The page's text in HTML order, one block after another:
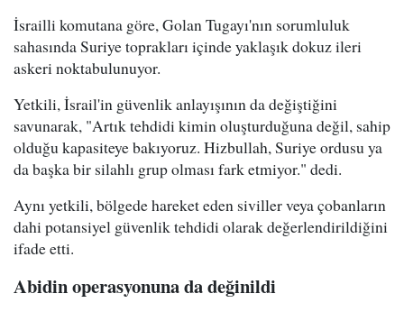
İsrailli komutana göre, Golan Tugayı'nın sorumluluk
sahasında Suriye toprakları içinde yaklaşık dokuz ileri
askeri noktabulunuyor.
Yetkili, İsrail'in güvenlik anlayışının da değiştiğini
savunarak, "Artık tehdidi kimin oluşturduğuna değil, sahip
olduğu kapasiteye bakıyoruz. Hizbullah, Suriye ordusu ya
da başka bir silahlı grup olması fark etmiyor." dedi.
Aynı yetkili, bölgede hareket eden siviller veya çobanların
dahi potansiyel güvenlik tehdidi olarak değerlendirildiğini
ifade etti.
Abidin operasyonuna da değinildi